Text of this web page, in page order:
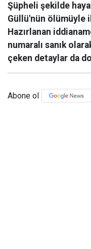
Şüpheli şekilde
Güllü'nün ölümüyle
Hazırlanan
numaralı sanık
çeken detaylar da
Abone ol